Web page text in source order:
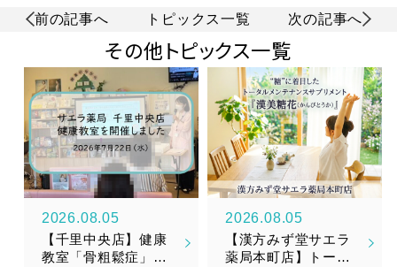
前の記事へ トピックス一覧 次の記事へ
その他トピックス一覧
2026.08.05
【千里中央店】健康
教室「骨粗鬆症」を
2026.08.05
【漢方みず堂サエラ
薬局本町店】トータ